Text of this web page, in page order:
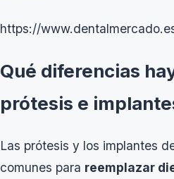
https://
Qué diferencias
prótesis e
Las prótesis y los implantes
comunes para reemplazar